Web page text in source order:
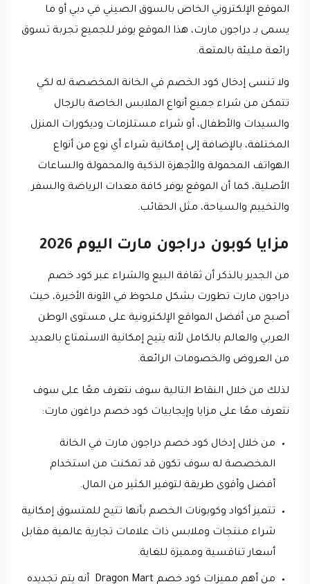
الموقع الإلكتروني الخاص بالسوق الصيني في دبي أو ما
يسمى بـ دراجون مارت، هذا الموقع يوفر للجميع تجربة تسوق
رائعة مليئة بالمتعة.
ولا تنسى إدخال كود الخصم في الخانة المخصصة له لكي
تتمكن من شراء جميع أنواع الملابس الخاصة بالرجال
والسيدات والأطفال، أو شراء مستلزمات وديكورات المنزل
المختلفة، بالإضافة إلى إمكانية شراء أي نوع من أنواع
الهواتف المحمولة والأجهزة الذكية والمحمولة والساعات
الأصلية، كما أن الموقع يوفر كافة معدات الرياضة والسفر
والتخييم والسياحة، مثل الحقائب.
مزايا كوبون دراجون مارت اليوم 2026
من الجدير بالذكر أن ثقافة البيع والشراء عبر كود خصم
دراجون مارت تطورت بشكل ملحوظ في الآونة الأخيرة، حيث
أصبح من أفضل المواقع الإلكترونية على مستوى الوطن
العربي والعالم بالكامل لأنه يتيح إمكانية الاستمتاع بالعديد
من العروض والخصومات الرائعة.
لذلك من خلال النقاط التالية سوف نتعرف معًا على سوف
نتعرف معًا على مزايا وإيجابيات كود خصم دراغون مارت:
من خلال إدخال كود خصم دراجون مارت في الخانة
المخصصة له سوف تكون قد تمكنت من استخدام
أفضل وأقوى طريقة لتوفير الكثير من المال.
تتميز أكواد وكوبونات الخصم بأنها تتيح للمتسوق إمكانية
شراء منتجات وملابس ذات علامات تجارية عالمية مقابل
أسعار تنافسية ومميزة للغاية.
من أهم مميزات كود خصم Dragon Mart أنه يتم تجديده